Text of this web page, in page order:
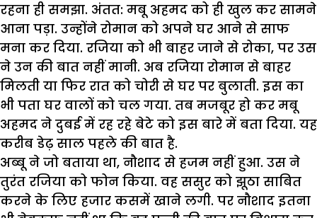
रहना ही समझा. अंतत: मबू अहमद को ही खुल कर सामने
आना पड़ा. उन्होंने रोमान को अपने घर आने से साफ
मना कर दिया. रजिया को भी बाहर जाने से रोका, पर उस
ने उन की बात नहीं मानी. अब रजिया रोमान से बाहर
मिलती या फिर रात को चोरी से घर पर बुलाती. इस का
भी पता घर वालों को चल गया. तब मजबूर हो कर मबू
अहमद ने दुबई में रह रहे बेटे को इस बारे में बता दिया. यह
करीब डेढ़ साल पहले की बात है.
अब्बू ने जो बताया था, नौशाद से हजम नहीं हुआ. उस ने
तुरंत रजिया को फोन किया. वह ससुर को झूठा साबित
करने के लिए हजार कसमें खाने लगी. पर नौशाद इतना